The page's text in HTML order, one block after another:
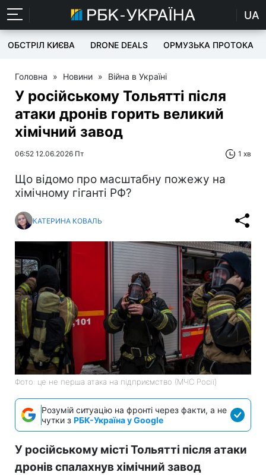
UA
ОБСТРІЛ КИЄВА DRONE DEALS ОРМУЗЬКА ПРОТОКА
Головна » Новини » Війна в Україні
У російському Тольятті після
атаки дронів горить великий
хімічний завод
06:52 12.06.2026 Пт 1 хв
Що відомо про масштабну пожежу на
хімічному гіганті РФ?
КАТЕРИНА КОВАЛЬ
Фото: це не перша атака на підприємство (МЧС Росії)
Розумій ситуацію на фронті через факти, а не
чутки з РБК-Україна у Google
У російському місті Тольятті після атаки
дронів спалахнув хімічний завод